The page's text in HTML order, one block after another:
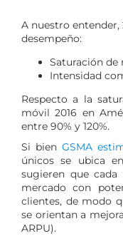
A nuestro
desempeño:
Saturación de
Intensidad
Respecto a la
móvil 2016 en
entre 90% y 120%.
Si bienGSMA
únicos se ubica
sugieren que
mercado con
clientes, de modo
se orientan a
ARPU).